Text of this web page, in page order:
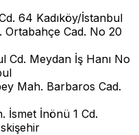
64 Kadıköy/İstanbul
Ortabahçe Cad. No 20
Cd. Meydan İş Hanı No
Mah. Barbaros Cad.
İsmet İnönü 1 Cd.